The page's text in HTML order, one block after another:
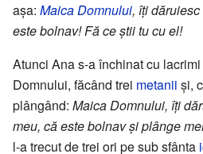
așa: Maica Domnului, îți
este bolnav! Fă ce știi tu cu el!
Atunci Ana s-a închinat cu
Domnului, făcând trei metanii și,
plângând: Maica Domnului, îți
meu, că este bolnav și plânge
l-a trecut de trei ori pe sub sfânta